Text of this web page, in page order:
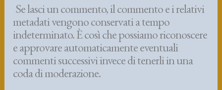
Se lasci un commento, il commento e i relativi
metadati vengono conservati a tempo
indeterminato. È così che possiamo riconoscere
e approvare automaticamente eventuali
commenti successivi invece di tenerli in una
coda di moderazione.